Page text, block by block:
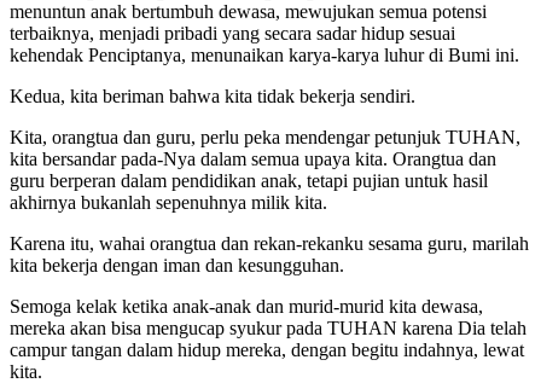
menuntun anak bertumbuh dewasa, mewujukan semua potensi
terbaiknya, menjadi pribadi yang secara sadar hidup sesuai
kehendak Penciptanya, menunaikan karya-karya luhur di Bumi ini.
Kedua, kita beriman bahwa kita tidak bekerja sendiri.
Kita, orangtua dan guru, perlu peka mendengar petunjuk TUHAN,
kita bersandar pada-Nya dalam semua upaya kita. Orangtua dan
guru berperan dalam pendidikan anak, tetapi pujian untuk hasil
akhirnya bukanlah sepenuhnya milik kita.
Karena itu, wahai orangtua dan rekan-rekanku sesama guru, marilah
kita bekerja dengan iman dan kesungguhan.
Semoga kelak ketika anak-anak dan murid-murid kita dewasa,
mereka akan bisa mengucap syukur pada TUHAN karena Dia telah
campur tangan dalam hidup mereka, dengan begitu indahnya, lewat
kita.